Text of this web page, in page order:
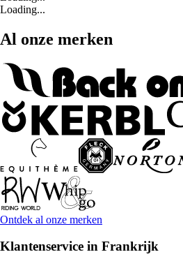
Loading...
Al onze merken
Ontdek al onze merken
Klantenservice in Frankrijk